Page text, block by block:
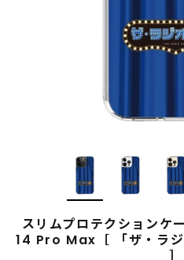
スリムプロテクション
14 Pro Max［ 「ザ・ラ
］